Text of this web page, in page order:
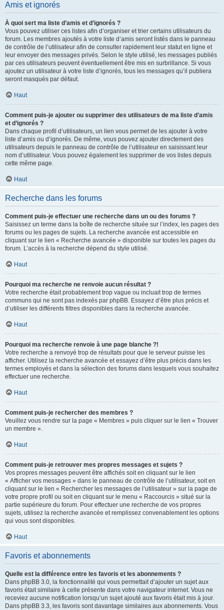
Amis et ignorés
À quoi sert ma liste d’amis et d’ignorés ?
Vous pouvez utiliser ces listes afin d’organiser et trier certains utilisateurs du
forum. Les membres ajoutés à votre liste d’amis seront listés dans le panneau
de contrôle de l’utilisateur afin de consulter rapidement leur statut en ligne et
leur envoyer des messages privés. Selon le style utilisé, les messages publiés
par ces utilisateurs peuvent éventuellement être mis en surbrillance. Si vous
ajoutez un utilisateur à votre liste d’ignorés, tous les messages qu’il publiera
seront masqués par défaut.
Haut
Comment puis-je ajouter ou supprimer des utilisateurs de ma liste d’amis
et d’ignorés ?
Dans chaque profil d’utilisateurs, un lien vous permet de les ajouter à votre
liste d’amis ou d’ignorés. De même, vous pouvez ajouter directement des
utilisateurs depuis le panneau de contrôle de l’utilisateur en saisissant leur
nom d’utilisateur. Vous pouvez également les supprimer de vos listes depuis
cette même page.
Haut
Recherche dans les forums
Comment puis-je effectuer une recherche dans un ou des forums ?
Saisissez un terme dans la boîte de recherche située sur l’index, les pages des
forums ou les pages de sujets. La recherche avancée est accessible en
cliquant sur le lien « Recherche avancée » disponible sur toutes les pages du
forum. L’accès à la recherche dépend du style utilisé.
Haut
Pourquoi ma recherche ne renvoie aucun résultat ?
Votre recherche était probablement trop vague ou incluait trop de termes
communs qui ne sont pas indexés par phpBB. Essayez d’être plus précis et
d’utiliser les différents filtres disponibles dans la recherche avancée.
Haut
Pourquoi ma recherche renvoie à une page blanche ?!
Votre recherche a renvoyé trop de résultats pour que le serveur puisse les
afficher. Utilisez la recherche avancée et essayez d’être plus précis dans les
termes employés et dans la sélection des forums dans lesquels vous souhaitez
effectuer une recherche.
Haut
Comment puis-je rechercher des membres ?
Veuillez vous rendre sur la page « Membres » puis cliquer sur le lien « Trouver
un membre ».
Haut
Comment puis-je retrouver mes propres messages et sujets ?
Vos propres messages peuvent être affichés soit en cliquant sur le lien
« Afficher vos messages » dans le panneau de contrôle de l’utilisateur, soit en
cliquant sur le lien « Rechercher les messages de l’utilisateur » sur la page de
votre propre profil ou soit en cliquant sur le menu « Raccourcis » situé sur la
partie supérieure du forum. Pour effectuer une recherche de vos propres
sujets, utilisez la recherche avancée et remplissez convenablement les options
qui vous sont disponibles.
Haut
Favoris et abonnements
Quelle est la différence entre les favoris et les abonnements ?
Dans phpBB 3.0, la fonctionnalité qui vous permettait d’ajouter un sujet aux
favoris était similaire à celle présente dans votre navigateur internet. Vous ne
receviez aucune notification lorsqu’un sujet ajouté aux favoris était mis à jour.
Dans phpBB 3.3, les favoris sont davantage similaires aux abonnements. Vous